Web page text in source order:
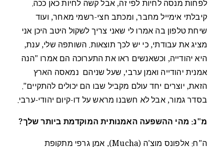
לפחות מנסה לחיות לפי זה, אבל קשה לחיות כאן ככה.
קיבלתי אימייל מחבר, ומכתב חצי-רשמי מאחר, ועוד
שיחת טלפון בה אמרו לי שאני צריך לשקול היטב היכן אני
מציג את עבודתי, כי יש לכך תוצאות. השותפה שלי, ענת,
היא יהודייה, וכשאנשים ראו את התערוכה הם אמרו "הנה
אמנית יהודייה ואמן ערבי, שעל שניהם נמאסה הארץ
הזאת, יוצרים יחד עולם מקביל שבו הם יכולים להתקיים".
בסדר גמור, אבל לא חשבנו מראש על דו-קיום יהודי-ערבי.
מ"נ: מהי ההשפעה האמנותית המוקדמת ביותר שלך?